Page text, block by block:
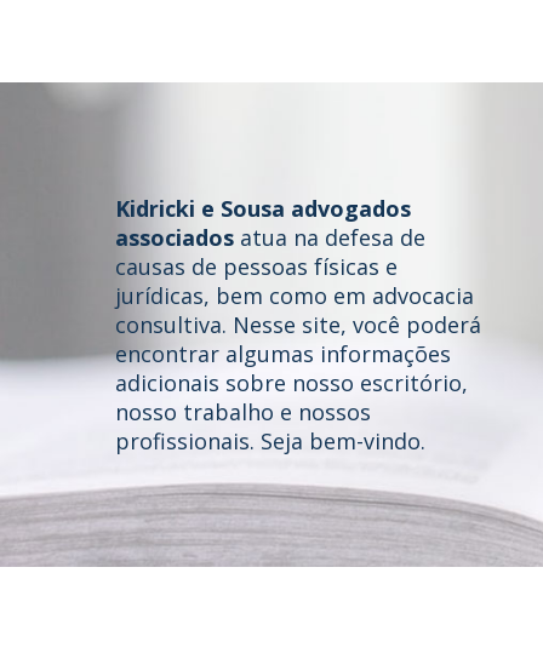
Home
Quem somos
Áreas de Atuação
Profissionais
Kidricki e Sousa advogados
associadosatua na defesa de
causas de pessoas físicas e
jurídicas, bem como em advocacia
consultiva. Nesse site, você poderá
encontrar algumas informações
adicionais sobre nosso escritório,
nosso trabalho e nossos
profissionais. Seja bem-vindo.